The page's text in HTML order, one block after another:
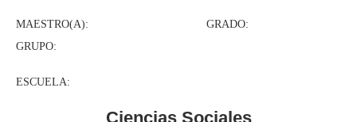
MAESTRO(A): GRADO:
GRUPO:
ESCUELA:
Ciencias Sociales